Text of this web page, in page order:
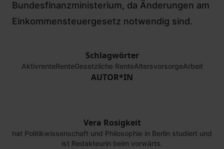
Bundesfinanzministerium, da Änderungen am
Einkommensteuergesetz notwendig sind.
Schlagwörter
AktivrenteRenteGesetzliche RenteAltersvorsorgeArbeit
AUTOR*IN
Vera Rosigkeit
hat Politikwissenschaft und Philosophie in Berlin studiert und
ist Redakteurin beim vorwärts.